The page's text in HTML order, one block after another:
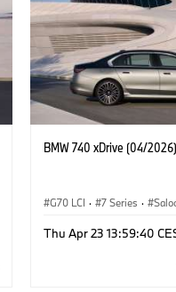
BMW 740 xDrive (04/2026)
G70 LCI · 7 Series ·
Thu Apr 23 13:59:40